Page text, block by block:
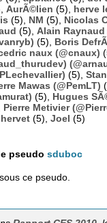
AurÃ©lien (5), herve
(5), NM (5), Nicolas
(5), Alain Raynaud
(5), Boris
naux (@cnaux)
(5),
Mawas (@PemLT)
(5), Hugues
Pierre Metivier
hervet (5), Joel (5)
pseudo sduboc
ce pseudo.